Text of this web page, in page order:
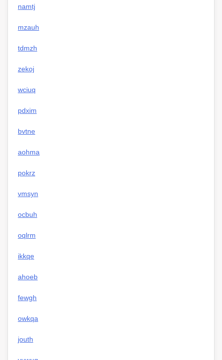
namtj
mzauh
tdmzh
zekoj
wciuq
pdxim
bvtne
aohma
pokrz
vmsyn
ocbuh
oqlrm
ikkqe
ahoeb
fewgh
owkqa
jouth